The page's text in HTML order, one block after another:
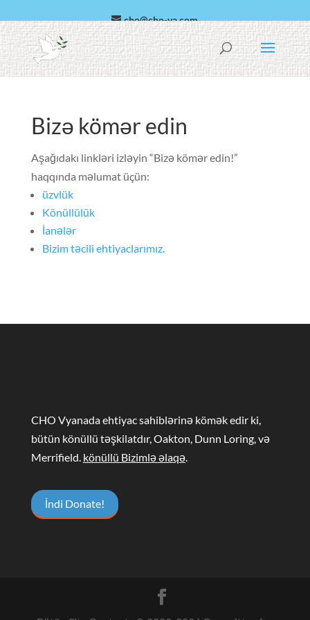
cho@cho-va.com
ərəb
Español
Bizə kömər edin
Aşağıdakı linkləri izləyin “Bizə kömər edin!”
haqqında məlumat üçün:
üzvlük
Könüllülük
İanələr
Bizim təcili ehtiyaclarımız.
CHO Vyanada ehtiyac sahiblərinə kömək edir ki,
bütün könüllü təşkilatdır, Oakton, Dunn Loring, və
Merrifield. könüllü Bizimlə əlaqə.
İndi Donate!